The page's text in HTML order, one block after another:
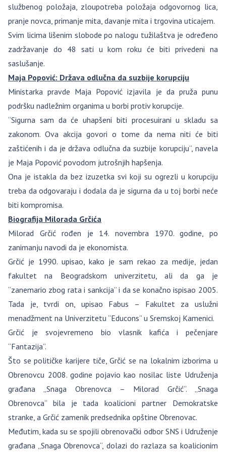
službenog položaja, zloupotreba položaja odgovornog lica,
pranje novca, primanje mita, davanje mita i trgovina uticajem.
Svim licima lišenim slobode po nalogu tužilaštva je određeno
zadržavanje do 48 sati u kom roku će biti privedeni na
saslušanje.
Maja Popović: Država odlučna da suzbije korupciju
Ministarka pravde Maja Popović izjavila je da pruža punu
podršku nadležnim organima u borbi protiv korupcije.
“Sigurna sam da će uhapšeni biti procesuirani u skladu sa
zakonom. Ova akcija govori o tome da nema niti će biti
zaštićenih i da je država odlučna da suzbije korupciju”, navela
je Maja Popović povodom jutrošnjih hapšenja.
Ona je istakla da bez izuzetka svi koji su ogrezli u korupciju
treba da odgovaraju i dodala da je sigurna da u toj borbi neće
biti kompromisa.
Biografija Milorada Grčića
Milorad Grčić rođen je 14. novembra 1970. godine, po
zanimanju navodi da je ekonomista.
Grčić je 1990. upisao, kako je sam rekao za medije, jedan
fakultet na Beogradskom univerzitetu, ali da ga je
“zanemario zbog rata i sankcija” i da se konačno ispisao 2005.
Tada je, tvrdi on, upisao Fabus – Fakultet za uslužni
menadžment na Univerzitetu “Educons” u Sremskoj Kamenici.
Grčić je svojevremeno bio vlasnik kafića i pečenjare
“Fantazija”.
Što se političke karijere tiče, Grčić se na lokalnim izborima u
Obrenovcu 2008. godine pojavio kao nosilac liste Udruženja
građana „Snaga Obrenovca – Milorad Grčić“. „Snaga
Obrenovca“ bila je tada koalicioni partner Demokratske
stranke, a Grčić zamenik predsednika opštine Obrenovac.
Međutim, kada su se spojili obrenovački odbor SNS i Udruženje
građana „Snaga Obrenovca“, dolazi do razlaza sa koalicionim